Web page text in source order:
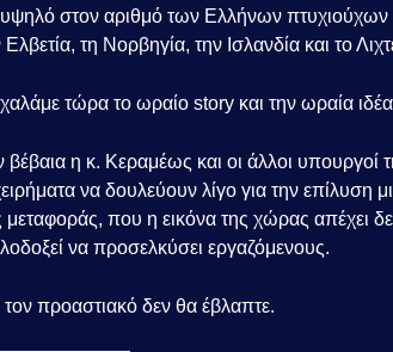
υψηλό στον αριθμό των Ελλήνων
τη Νορβηγία, την Ισλανδία και το
τώρα το ωραίο story και την ωραία
βέβαια η κ. Κεραμέως και οι άλλοι
να δουλεύουν λίγο για την
μεταφοράς, που η εικόνα της χώρας απέχει
να προσελκύσει εργαζόμενους.
τον προαστιακό δεν θα έβλαπτε.